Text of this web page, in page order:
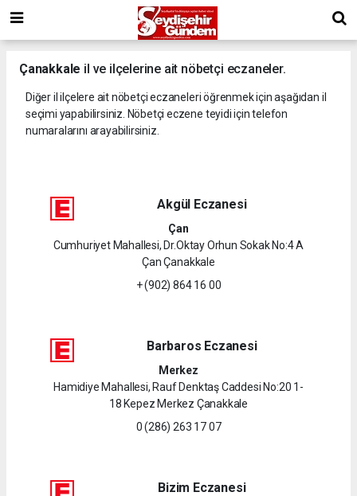
Çanakkale il ve ilçelerine ait nöbetçi eczaneler.
Diğer il ilçelere ait nöbetçi eczaneleri öğrenmek için aşağıdan il
seçimi yapabilirsiniz. Nöbetçi eczene teyidi için telefon
numaralarını arayabilirsiniz.
Akgül Eczanesi
Çan
Cumhuriyet Mahallesi, Dr.Oktay Orhun Sokak No:4 A
Çan Çanakkale
+ (902) 864 16 00
Barbaros Eczanesi
Merkez
Hamidiye Mahallesi, Rauf Denktaş Caddesi No:20 1-
18 Kepez Merkez Çanakkale
0 (286) 263 17 07
Bizim Eczanesi